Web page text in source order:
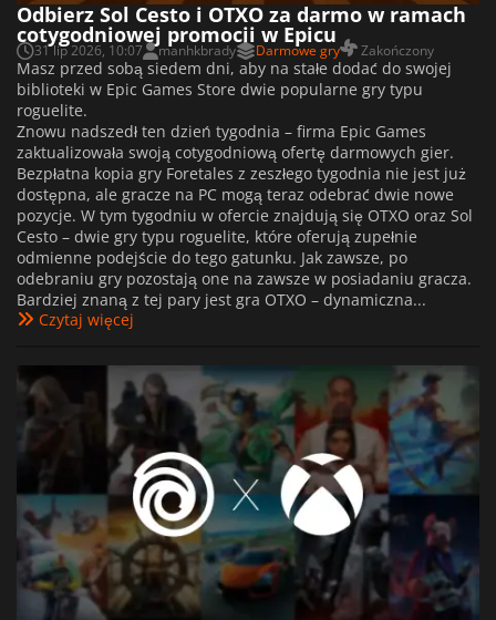
Odbierz Sol Cesto i OTXO za darmo w ramach
cotygodniowej promocji w Epicu
31 lip 2026, 10:07 manhkbrady Darmowe gry Zakończony
Masz przed sobą siedem dni, aby na stałe dodać do swojej
biblioteki w Epic Games Store dwie popularne gry typu
roguelite.
Znowu nadszedł ten dzień tygodnia – firma Epic Games
zaktualizowała swoją cotygodniową ofertę darmowych gier.
Bezpłatna kopia gry Foretales z zeszłego tygodnia nie jest już
dostępna, ale gracze na PC mogą teraz odebrać dwie nowe
pozycje. W tym tygodniu w ofercie znajdują się OTXO oraz Sol
Cesto – dwie gry typu roguelite, które oferują zupełnie
odmienne podejście do tego gatunku. Jak zawsze, po
odebraniu gry pozostają one na zawsze w posiadaniu gracza.
Bardziej znaną z tej pary jest gra OTXO – dynamiczna...
Czytaj więcej